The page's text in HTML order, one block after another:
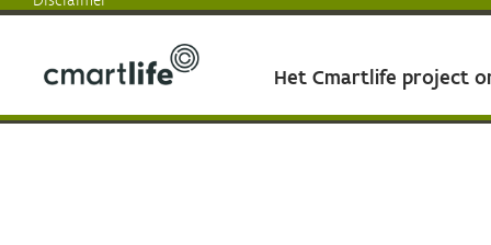
Het Cmartlife project